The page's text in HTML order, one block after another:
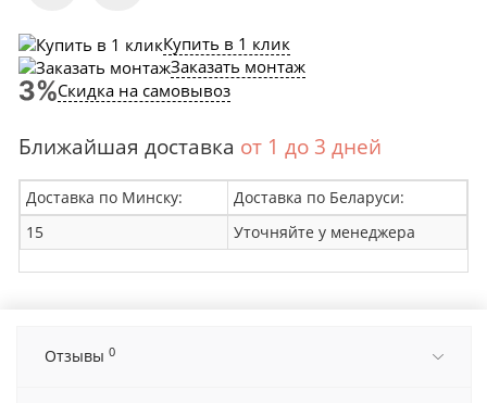
Купить в 1 клик
Заказать монтаж
Скидка на самовывоз
Ближайшая доставка от 1 до 3 дней
Доставка по Минску:
Доставка по Беларуси:
15
Уточняйте у менеджера
Отзывы 0